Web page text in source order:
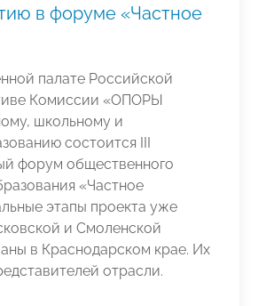
в форуме «Частное
палате Российской
Комиссии «ОПОРЫ
школьному и
состоится III
форум общественного
«Частное
этапы проекта уже
и Смоленской
в Краснодарском крае. Их
отрасли.